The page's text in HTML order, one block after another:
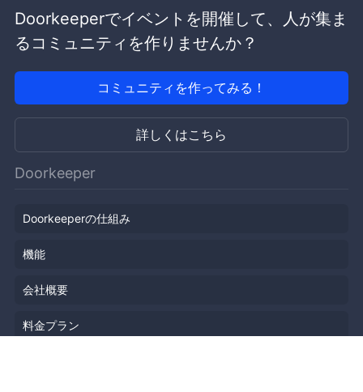
Doorkeeperでイベントを開催して、人が集ま
るコミュニティを作りませんか？
コミュニティを作ってみる！
詳しくはこちら
Doorkeeper
Doorkeeperの仕組み
機能
会社概要
料金プラン